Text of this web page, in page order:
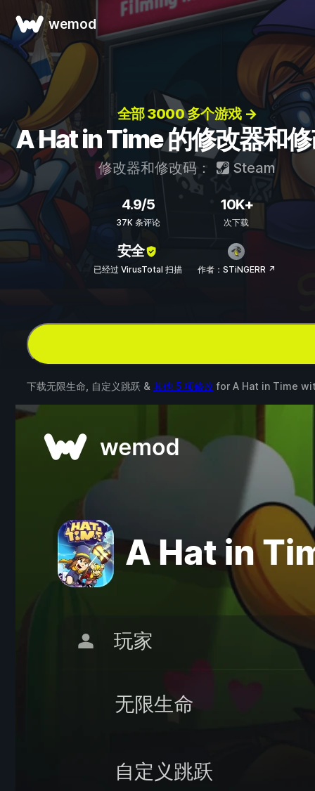
wemod
全部 3000 多个游戏 →
A Hat in Time 的修改器和
修改器和修改码： Steam
4.9/5
37K 条评论
10K+
次下载
安全
已经过 VirusTotal 扫描 作者：STiNGERR ↗
下载无限生命, 自定义跳跃 & 其他 5 项修改 for A Hat in Time